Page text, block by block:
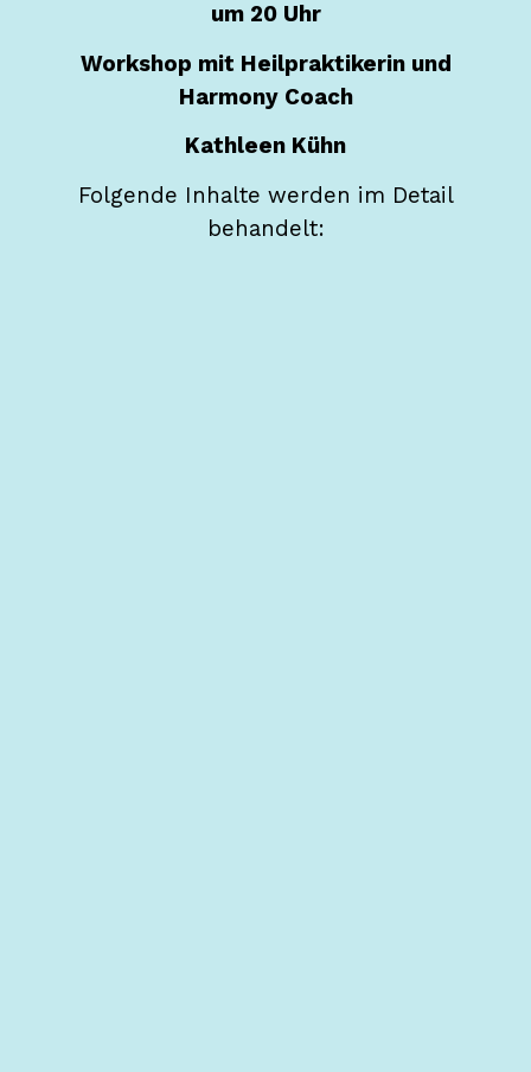
um 20 Uhr
Workshop mit Heilpraktikerin und
Harmony Coach
Kathleen Kühn
Folgende Inhalte werden im Detail
behandelt: